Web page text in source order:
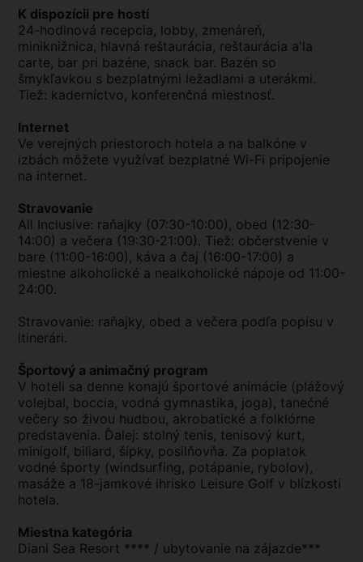
K dispozícii pre hostí
24-hodinová recepcia, lobby, zmenáreň,
miniknižnica, hlavná reštaurácia, reštaurácia a'la
carte, bar pri bazéne, snack bar. Bazén so
šmykľavkou s bezplatnými ležadlami a uterákmi.
Tiež: kaderníctvo, konferenčná miestnosť.
Internet
Ve verejných priestoroch hotela a na balkóne v
izbách môžete využívať bezplatné Wi-Fi pripojenie
na internet.
Stravovanie
All Inclusive: raňajky (07:30-10:00), obed (12:30-
14:00) a večera (19:30-21:00). Tiež: občerstvenie v
bare (11:00-16:00), káva a čaj (16:00-17:00) a
miestne alkoholické a nealkoholické nápoje od 11:00-
24:00.
Stravovanie: raňajky, obed a večera podľa popisu v
itinerári.
Športový a animačný program
V hoteli sa denne konajú športové animácie (plážový
volejbal, boccia, vodná gymnastika, joga), tanečné
večery so živou hudbou, akrobatické a folklórne
predstavenia. Ďalej: stolný tenis, tenisový kurt,
minigolf, biliard, šípky, posilňovňa. Za poplatok
vodné športy (windsurfing, potápanie, rybolov),
masáže a 18-jamkové ihrisko Leisure Golf v blízkosti
hotela.
Miestna kategória
Diani Sea Resort **** / ubytovanie na zájazde***